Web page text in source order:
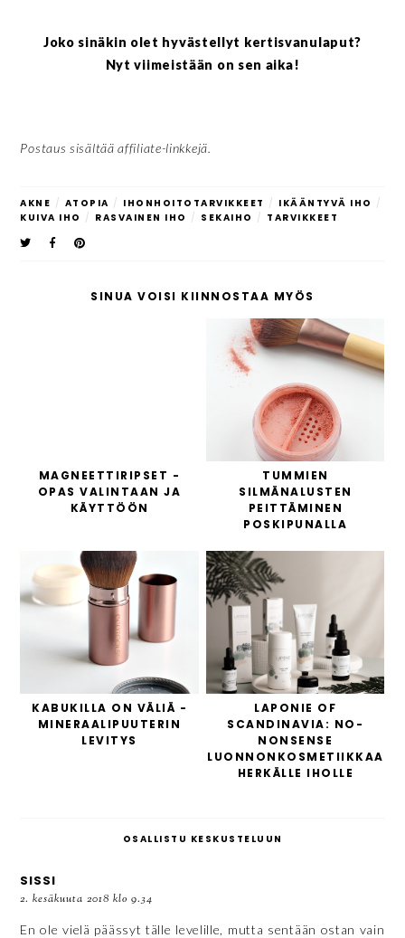
Joko sinäkin olet hyvästellyt kertisvanulaput?
Nyt viimeistään on sen aika!
Postaus sisältää affiliate-linkkejä.
AKNE / ATOPIA / IHONHOITOTARVIKKEET / IKÄÄNTYVÄ IHO /
KUIVA IHO / RASVAINEN IHO / SEKAIHO / TARVIKKEET
SINUA VOISI KIINNOSTAA MYÖS
MAGNEETTIRIPSET -
OPAS VALINTAAN JA
KÄYTTÖÖN
TUMMIEN
SILMÄNALUSTEN
PEITTÄMINEN
POSKIPUNALLA
KABUKILLA ON VÄLIÄ -
MINERAALIPUUTERIN
LEVITYS
LAPONIE OF
SCANDINAVIA: NO-
NONSENSE
LUONNONKOSMETIIKKAA
HERKÄLLE IHOLLE
OSALLISTU KESKUSTELUUN
SISSI
2. kesäkuuta 2018 klo 9.34
En ole vielä päässyt tälle levelille, mutta sentään ostan vain